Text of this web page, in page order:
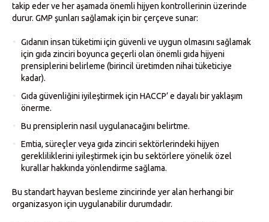
takip eder ve her aşamada önemli hijyen kontrollerinin üzerinde
durur. GMP şunları sağlamak için bir çerçeve sunar:
Gıdanın insan tüketimi için güvenli ve uygun olmasını sağlamak
için gıda zinciri boyunca geçerli olan önemli gıda hijyeni
prensiplerini belirleme (birincil üretimden nihai tüketiciye
kadar).
Gıda güvenliğini iyileştirmek için HACCP’ e dayalı bir yaklaşım
önerme.
Bu prensiplerin nasıl uygulanacağını belirtme.
Emtia, süreçler veya gıda zinciri sektörlerindeki hijyen
gerekliliklerini iyileştirmek için bu sektörlere yönelik özel
kurallar hakkında yönlendirme sağlama.
Bu standart hayvan besleme zincirinde yer alan herhangi bir
organizasyon için uygulanabilir durumdadır.